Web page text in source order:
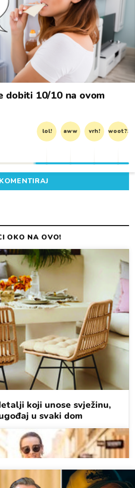
dobiti 10/10 na ovom
lol! aww vrh! woot?!
KOMENTIRAJ